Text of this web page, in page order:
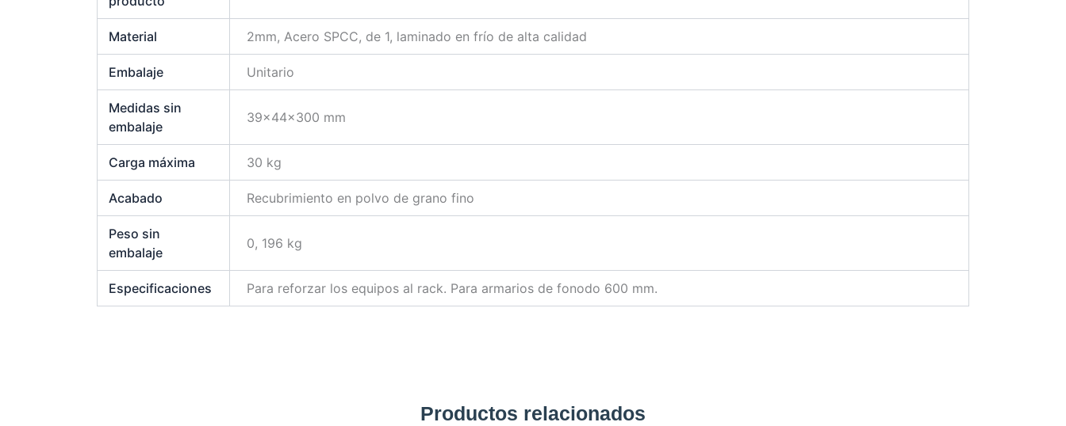
Material 2mm, Acero SPCC, de 1, laminado en frío de alta calidad
Embalaje Unitario
Medidas sin
embalaje
39x44x300 mm
Carga máxima 30 kg
Acabado Recubrimiento en polvo de grano fino
Peso sin
embalaje
0, 196 kg
Especificaciones Para reforzar los equipos al rack. Para armarios de fonodo 600 mm.
Productos relacionados